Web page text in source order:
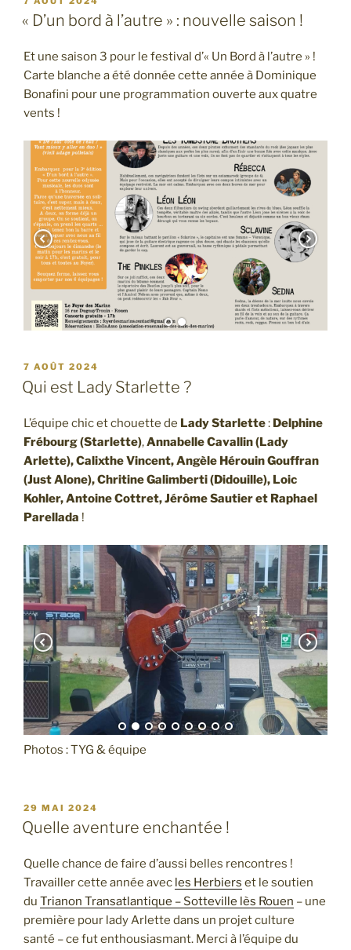
LE
« D’un bord à l’autre » : nouvelle saison !
Et une saison 3 pour le festival d’« Un Bord à l’autre » !
Carte blanche a été donnée cette année à Dominique
Bonafini pour une programmation ouverte aux quatre
vents !
PUBLIÉ
LE
7 AOÛT 2024
Qui est Lady Starlette ?
L’équipe chic et chouette de Lady Starlette: Delphine
Frébourg (Starlette),Annabelle Cavallin (Lady
Arlette), Calixthe Vincent, Angèle Hérouin Gouffran
(Just Alone), Chritine Galimberti (Didouille), Loic
Kohler, Antoine Cottret, Jérôme Sautier et Raphael
Parellada !
Photos : TYG & équipe
PUBLIÉ
LE
29 MAI 2024
Quelle aventure enchantée !
Quelle chance de faire d’aussi belles rencontres !
Travailler cette année avec les Herbiers et le soutien
du Trianon Transatlantique – Sotteville lès Rouen – une
première pour lady Arlette dans un projet culture
santé – ce fut enthousiasmant. Merci à l’équipe du